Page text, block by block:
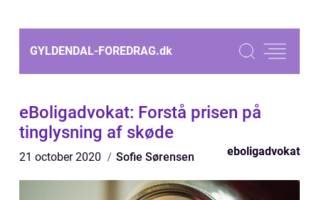
GYLDENDAL-FOREDRAG.dk
eBoligadvokat: Forstå prisen på
tinglysning af skøde
21 october 2020 Sofie Sørensen eboligadvokat